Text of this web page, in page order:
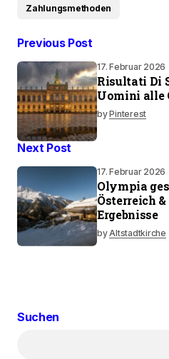
Zahlungsmethoden
Previous Post
17. Februar 2026
Risultati Di
Uomini alle
byPinterest
Next Post
17. Februar 2026
Olympia
Österreich
Ergebnisse
byAltstadtkirche
Suchen